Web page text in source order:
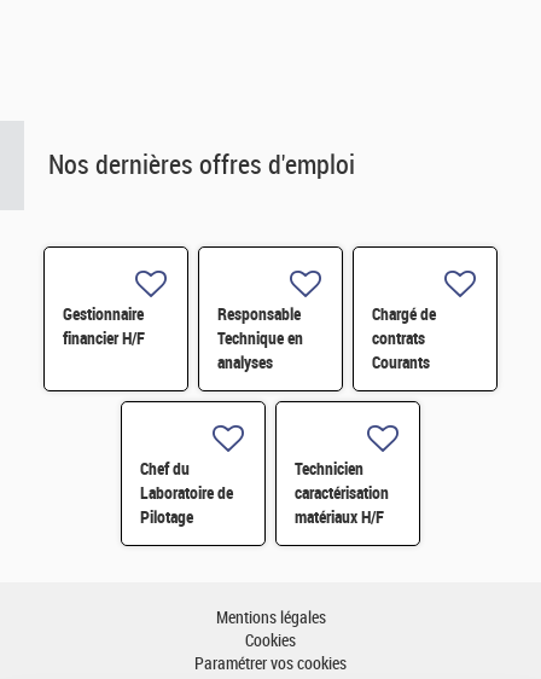
Nos dernières offres d'emploi
Gestionnaire
financier H/F
Responsable
Technique en
analyses
radiologiques
Chargé de
contrats
Courants
Faibles (CFA)
Chef du
Laboratoire de
Pilotage
Intelligent des
Technicien
caractérisation
matériaux H/F
Mentions légales
Cookies
Paramétrer vos cookies